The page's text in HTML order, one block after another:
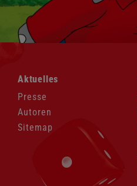
überspringen
Aktuelles
Presse
Autoren
Sitemap